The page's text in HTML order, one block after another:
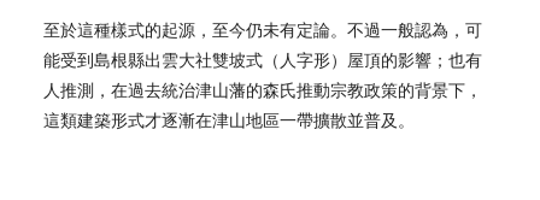
至於這種樣式的起源，至今仍未有定論。不過一般認為，可
能受到島根縣出雲大社雙坡式（人字形）屋頂的影響；也有
人推測，在過去統治津山藩的森氏推動宗教政策的背景下，
這類建築形式才逐漸在津山地區一帶擴散並普及。